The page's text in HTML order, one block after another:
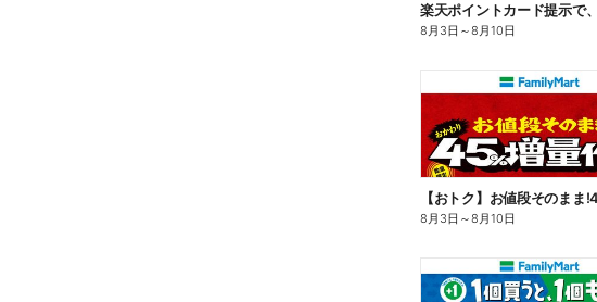
8月3日 ～8月10日
8月3日 ～8月10日